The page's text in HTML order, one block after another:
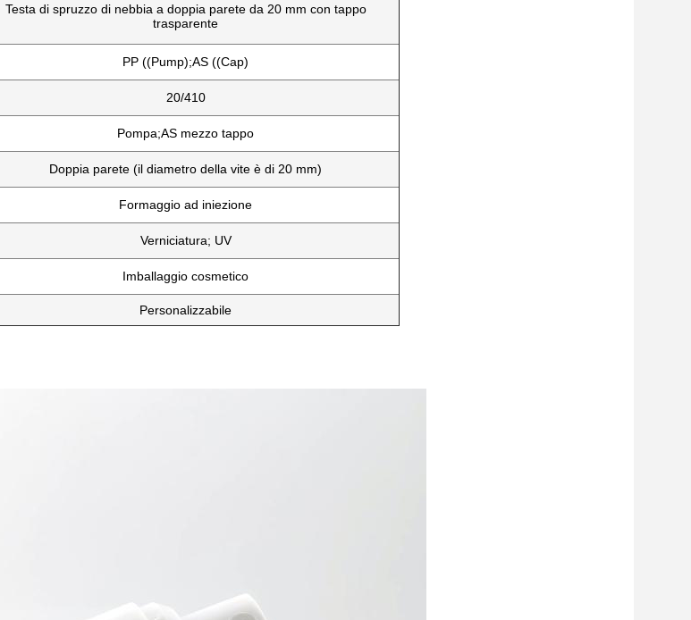
Testa di spruzzo di nebbia a doppia parete da 20 mm con tappo
trasparente
PP ((Pump);AS ((Cap)
20/410
Pompa;AS mezzo tappo
Doppia parete (il diametro della vite è di 20 mm)
Formaggio ad iniezione
Verniciatura; UV
Imballaggio cosmetico
Personalizzabile